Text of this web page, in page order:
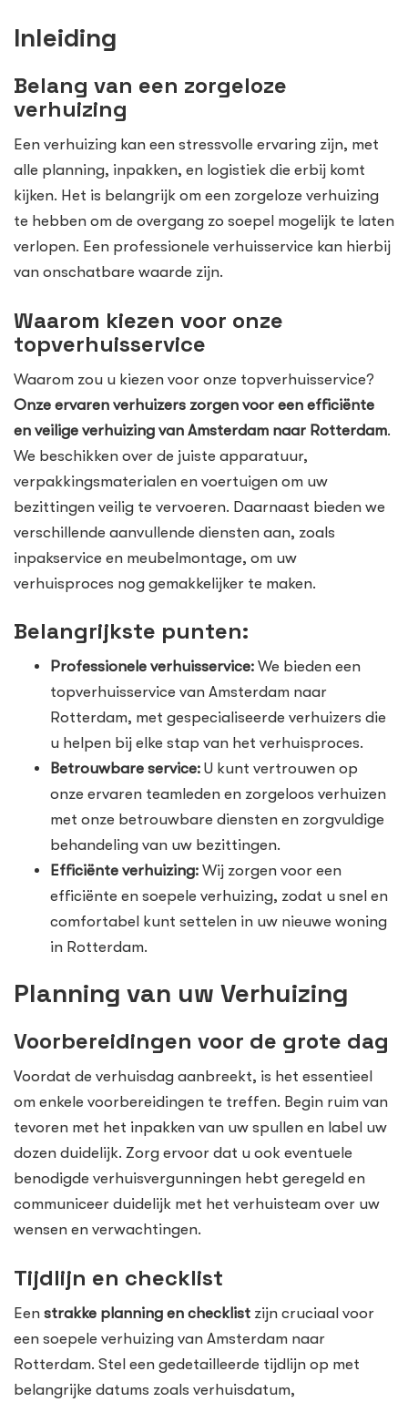
Inleiding
Belang van een zorgeloze
verhuizing
Een verhuizing kan een stressvolle ervaring zijn, met
alle planning, inpakken, en logistiek die erbij komt
kijken. Het is belangrijk om een zorgeloze verhuizing
te hebben om de overgang zo soepel mogelijk te laten
verlopen. Een professionele verhuisservice kan hierbij
van onschatbare waarde zijn.
Waarom kiezen voor onze
topverhuisservice
Waarom zou u kiezen voor onze topverhuisservice?
Onze ervaren verhuizers zorgen voor een efficiënte
en veilige verhuizing van Amsterdam naar Rotterdam.
We beschikken over de juiste apparatuur,
verpakkingsmaterialen en voertuigen om uw
bezittingen veilig te vervoeren. Daarnaast bieden we
verschillende aanvullende diensten aan, zoals
inpakservice en meubelmontage, om uw
verhuisproces nog gemakkelijker te maken.
Belangrijkste punten:
Professionele verhuisservice: We bieden een
topverhuisservice van Amsterdam naar
Rotterdam, met gespecialiseerde verhuizers die
u helpen bij elke stap van het verhuisproces.
Betrouwbare service: U kunt vertrouwen op
onze ervaren teamleden en zorgeloos verhuizen
met onze betrouwbare diensten en zorgvuldige
behandeling van uw bezittingen.
Efficiënte verhuizing: Wij zorgen voor een
efficiënte en soepele verhuizing, zodat u snel en
comfortabel kunt settelen in uw nieuwe woning
in Rotterdam.
Planning van uw Verhuizing
Voorbereidingen voor de grote dag
Voordat de verhuisdag aanbreekt, is het essentieel
om enkele voorbereidingen te treffen. Begin ruim van
tevoren met het inpakken van uw spullen en label uw
dozen duidelijk. Zorg ervoor dat u ook eventuele
benodigde verhuisvergunningen hebt geregeld en
communiceer duidelijk met het verhuisteam over uw
wensen en verwachtingen.
Tijdlijn en checklist
Een strakke planning en checklist zijn cruciaal voor
een soepele verhuizing van Amsterdam naar
Rotterdam. Stel een gedetailleerde tijdlijn op met
belangrijke datums zoals verhuisdatum,